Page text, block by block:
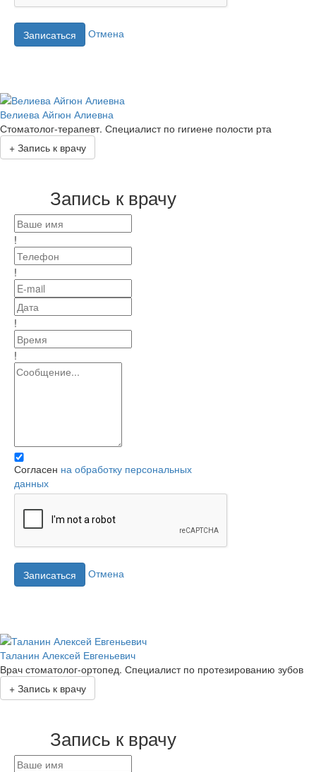
Записаться Отмена
Велиева Айгюн Алиевна
Стоматолог-терапевт. Специалист по гигиене полости рта
+ Запись к врачу
Запись к врачу
!
!
!
!
Согласен на обработку персональных
данных
Записаться Отмена
Таланин Алексей Евгеньевич
Врач стоматолог-ортопед. Специалист по протезированию зубов
+ Запись к врачу
Запись к врачу